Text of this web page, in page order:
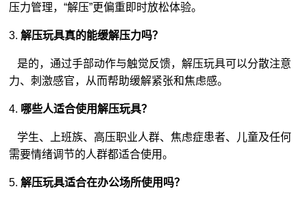
压力管理，“解压”更偏重即时放松体验。
3.解压玩具真的能缓解压力吗？
是的，通过手部动作与触觉反馈，解压玩具可以分散注意
力、刺激感官，从而帮助缓解紧张和焦虑感。
4. 哪些人适合使用解压玩具？
学生、上班族、高压职业人群、焦虑症患者、儿童及任何
需要情绪调节的人群都适合使用。
5.解压玩具适合在办公场所使用吗？